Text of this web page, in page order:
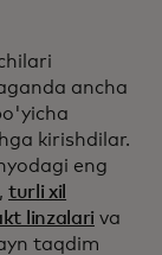
ancha
kirishdilar.
eng
turli xil
linzalari va
taqdim